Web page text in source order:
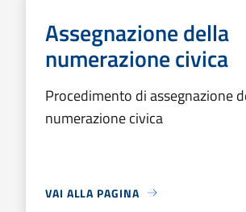
Assegnazione della
numerazione civica
Procedimento di assegnazione
numerazione civica
VAI ALLA PAGINA